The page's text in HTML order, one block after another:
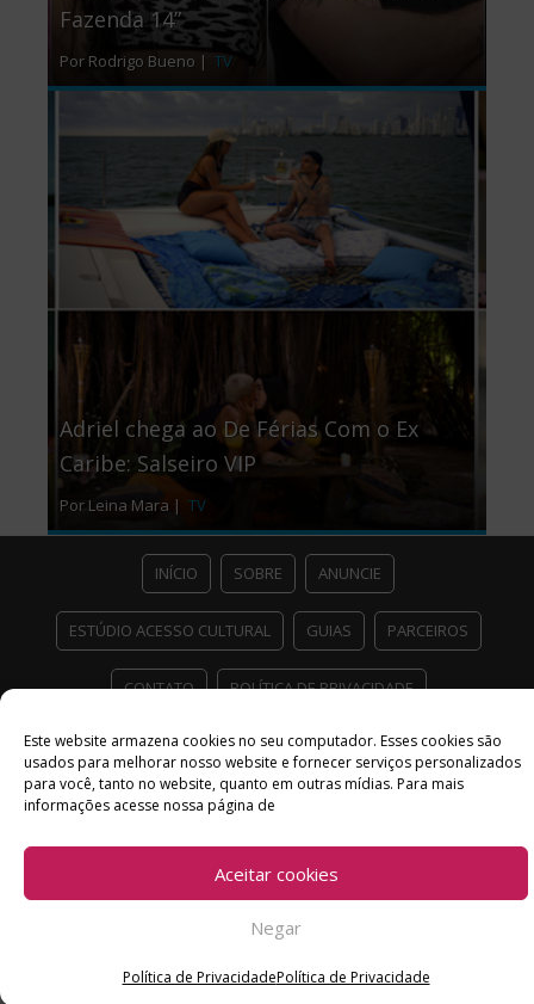
Este website armazena cookies no seu computador. Esses cookies são
usados ​​para melhorar nosso website e fornecer serviços personalizados
para você, tanto no website, quanto em outras mídias. Para mais
informações acesse nossa página de
Aceitar cookies
Negar
Política de PrivacidadePolítica de Privacidade
Fazenda 14”
Por Rodrigo Bueno | TV
Adriel chega ao De Férias Com o Ex
Caribe: Salseiro VIP
Por Leina Mara | TV
INÍCIO SOBRE ANUNCIE
ESTÚDIO ACESSO CULTURAL GUIAS PARCEIROS
CONTATO POLÍTICA DE PRIVACIDADE
Facebook
TwitterInstagram
Youtube
Copyright©2026 Acesso Cultural - Arte, Cultura Pop e Entretenimento
Desenvolvido por